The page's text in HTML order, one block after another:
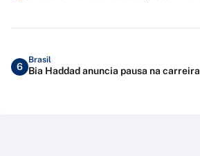
6
Brasil
Bia Haddad anuncia pausa na carreira